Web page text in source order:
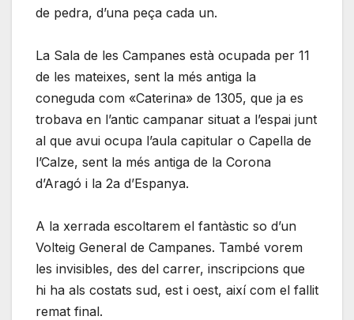
de pedra, d’una peça cada un.
La Sala de les Campanes està ocupada per 11
de les mateixes, sent la més antiga la
coneguda com «Caterina» de 1305, que ja es
trobava en l’antic campanar situat a l’espai junt
al que avui ocupa l’aula capitular o Capella de
l’Calze, sent la més antiga de la Corona
d’Aragó i la 2a d’Espanya.
A la xerrada escoltarem el fantàstic so d’un
Volteig General de Campanes. També vorem
les invisibles, des del carrer, inscripcions que
hi ha als costats sud, est i oest, així com el fallit
remat final.